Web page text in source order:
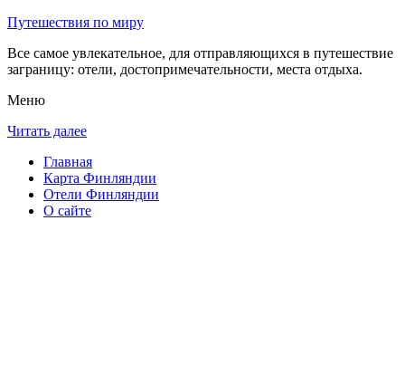
Путешествия по миру
Все самое увлекательное, для отправляющихся в путешествие
заграницу: отели, достопримечательности, места отдыха.
Меню
Читать далее
Главная
Карта Финляндии
Отели Финляндии
О сайте